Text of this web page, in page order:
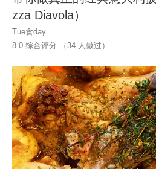
zza Diavola）
Tue食day
8.0 综合评分 （34 人做过）